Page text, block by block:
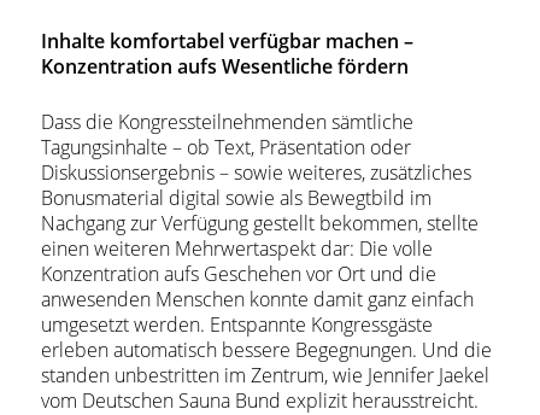
Inhalte komfortabel verfügbar machen –
Konzentration aufs Wesentliche fördern
Dass die Kongressteilnehmenden sämtliche
Tagungsinhalte – ob Text, Präsentation oder
Diskussionsergebnis – sowie weiteres, zusätzliches
Bonusmaterial digital sowie als Bewegtbild im
Nachgang zur Verfügung gestellt bekommen, stellte
einen weiteren Mehrwertaspekt dar: Die volle
Konzentration aufs Geschehen vor Ort und die
anwesenden Menschen konnte damit ganz einfach
umgesetzt werden. Entspannte Kongressgäste
erleben automatisch bessere Begegnungen. Und die
standen unbestritten im Zentrum, wie Jennifer Jaekel
vom Deutschen Sauna Bund explizit herausstreicht.